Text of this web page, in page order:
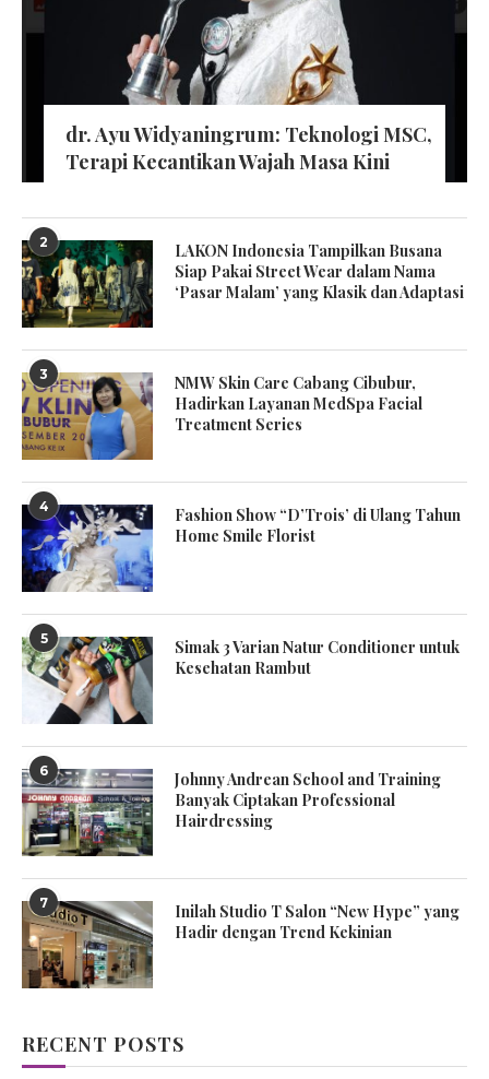
dr. Ayu Widyaningrum: Teknologi MSC,
Terapi Kecantikan Wajah Masa Kini
2
LAKON Indonesia Tampilkan Busana
Siap Pakai Street Wear dalam Nama
‘Pasar Malam’ yang Klasik dan Adaptasi
3
NMW Skin Care Cabang Cibubur,
Hadirkan Layanan MedSpa Facial
Treatment Series
4
Fashion Show “D’Trois’ di Ulang Tahun
Home Smile Florist
5
Simak 3 Varian Natur Conditioner untuk
Kesehatan Rambut
6
Johnny Andrean School and Training
Banyak Ciptakan Professional
Hairdressing
7
Inilah Studio T Salon “New Hype” yang
Hadir dengan Trend Kekinian
RECENT POSTS